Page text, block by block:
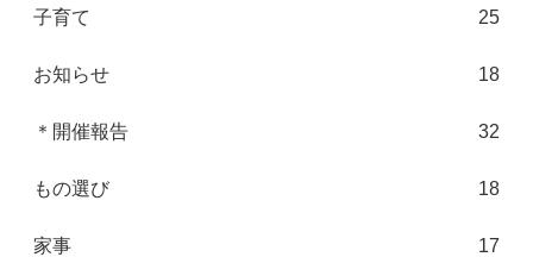
子育て 25
お知らせ 18
＊開催報告 32
もの選び 18
家事 17